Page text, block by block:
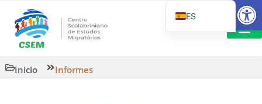
Inicio Informes
ES
EN